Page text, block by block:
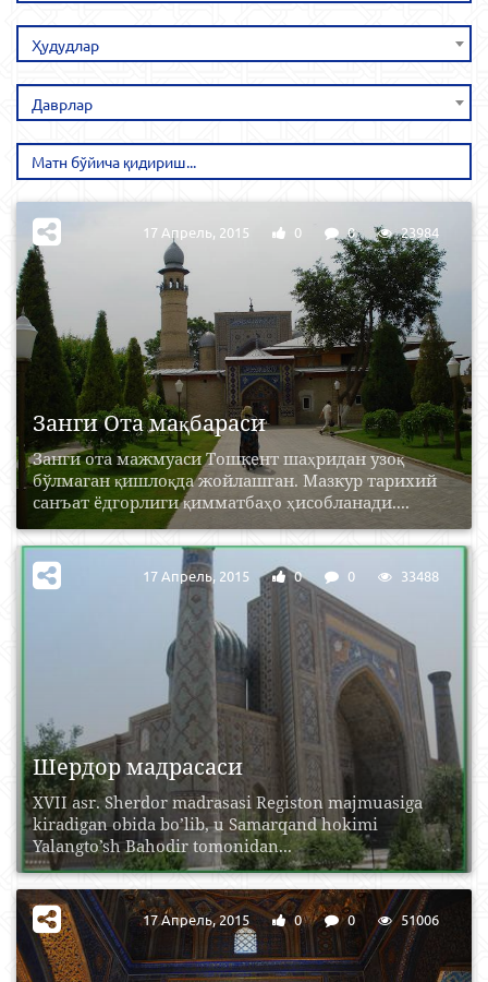
Ҳудудлар
Даврлар
Занги Ота мақбараси
Занги ота мажмуаси Тошкент шаҳридан узоқ
бўлмаган қишлоқда жойлашган. Мазкур тарихий
санъат ёдгорлиги қимматбаҳо ҳисобланади....
17 Апрель, 2015 0 0 23984
Шердор мадрасаси
XVII asr. Sherdor madrasasi Registon majmuasiga
kiradigan obida bo’lib, u Samarqand hokimi
Yalangto’sh Bahodir tomonidan...
17 Апрель, 2015 0 0 33488
17 Апрель, 2015 0 0 51006